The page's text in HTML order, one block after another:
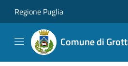
Regione Puglia
Comune di